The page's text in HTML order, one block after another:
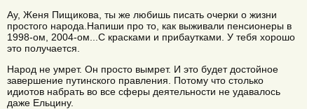
Ау, Женя Пищикова, ты же любишь писать очерки о жизни
простого народа.Напиши про то, как выживали пенсионеры в
1998-ом, 2004-ом...С красками и прибаутками. У тебя хорошо
это получается.
Народ не умрет. Он просто вымрет. И это будет достойное
завершение путинского правления. Потому что столько
идиотов набрать во все сферы деятельности не удавалось
даже Ельцину.